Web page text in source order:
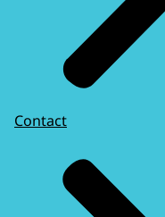
Contact